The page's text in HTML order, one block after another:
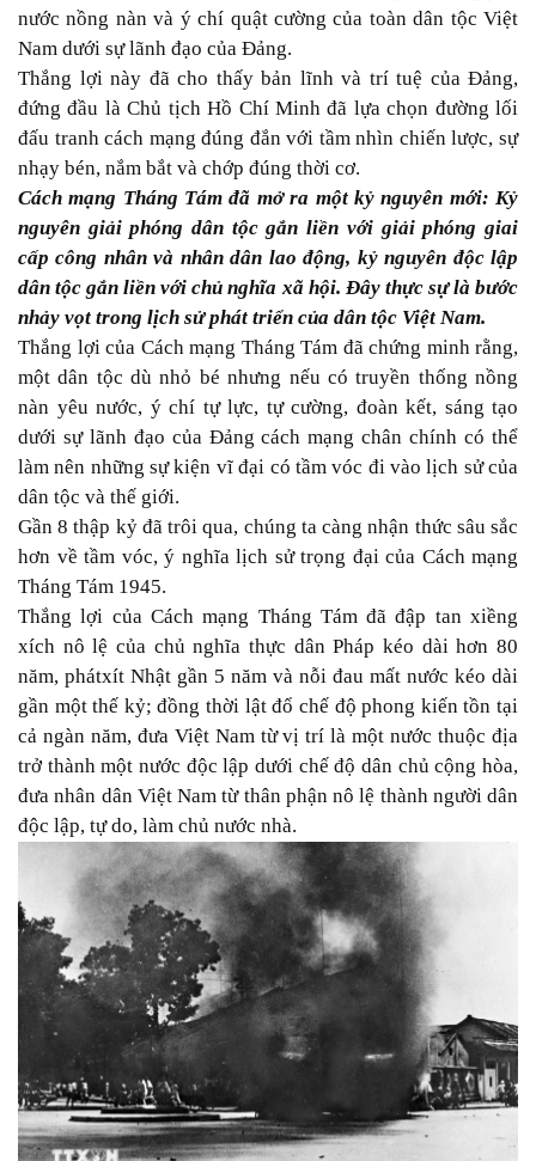
nước nồng nàn và ý chí quật cường của toàn dân tộc Việt
Nam dưới sự lãnh đạo của Đảng.
Thắng lợi này đã cho thấy bản lĩnh và trí tuệ của Ðảng,
đứng đầu là Chủ tịch Hồ Chí Minh đã lựa chọn đường lối
đấu tranh cách mạng đúng đắn với tầm nhìn chiến lược, sự
nhạy bén, nắm bắt và chớp đúng thời cơ.
Cách mạng Tháng Tám đã mở ra một kỷ nguyên mới: Kỷ
nguyên giải phóng dân tộc gắn liền với giải phóng giai
cấp công nhân và nhân dân lao động, kỷ nguyên độc lập
dân tộc gắn liền với chủ nghĩa xã hội. Đây thực sự là bước
nhảy vọt trong lịch sử phát triển của dân tộc Việt Nam.
Thắng lợi của Cách mạng Tháng Tám đã chứng minh rằng,
một dân tộc dù nhỏ bé nhưng nếu có truyền thống nồng
nàn yêu nước, ý chí tự lực, tự cường, đoàn kết, sáng tạo
dưới sự lãnh đạo của Đảng cách mạng chân chính có thể
làm nên những sự kiện vĩ đại có tầm vóc đi vào lịch sử của
dân tộc và thế giới.
Gần 8 thập kỷ đã trôi qua, chúng ta càng nhận thức sâu sắc
hơn về tầm vóc, ý nghĩa lịch sử trọng đại của Cách mạng
Tháng Tám 1945.
Thắng lợi của Cách mạng Tháng Tám đã đập tan xiềng
xích nô lệ của chủ nghĩa thực dân Pháp kéo dài hơn 80
năm, phátxít Nhật gần 5 năm và nỗi đau mất nước kéo dài
gần một thế kỷ; đồng thời lật đổ chế độ phong kiến tồn tại
cả ngàn năm, đưa Việt Nam từ vị trí là một nước thuộc địa
trở thành một nước độc lập dưới chế độ dân chủ cộng hòa,
đưa nhân dân Việt Nam từ thân phận nô lệ thành người dân
độc lập, tự do, làm chủ nước nhà.